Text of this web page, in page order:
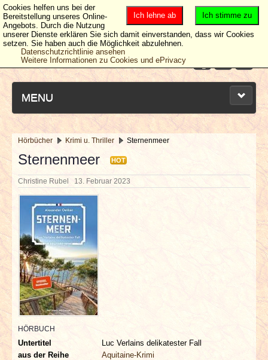
MENU
NEUESTE ARTIKEL
NEWS & DATES
BERICHTE
VERLOSUNGEN
INTERVIEWS
SPECIALS
REDAKTION
Hörbücher Krimi u. Thriller Sternenmeer
Sternenmeer HOT
Christine Rubel 13. Februar 2023
HÖRBUCH
Untertitel
Luc Verlains delikatester Fall
aus der Reihe
Aquitaine-Krimi
Ich stimme zu
Ich lehne ab
Cookies helfen uns bei der
Bereitstellung unseres Online-
Angebots. Durch die Nutzung
unserer Dienste erklären Sie sich damit einverstanden, dass wir Cookies
setzen. Sie haben auch die Möglichkeit abzulehnen.
Datenschutzrichtlinie ansehen
Weitere Informationen zu Cookies und ePrivacy